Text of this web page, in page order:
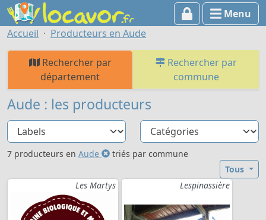
Menu
Accueil
Producteurs en Aude
Rechercher par
département
Rechercher par
commune
Aude : les producteurs
7 producteurs en Aude
triés par commune
Tous
Les Martys
Lespinassière